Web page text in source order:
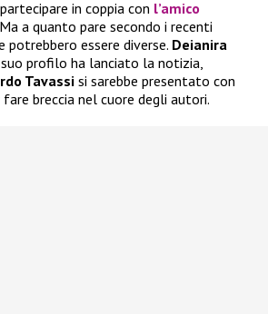
in coppia con l’amico
Ma a quanto pare secondo i recenti
essere diverse. Deianira
profilo ha lanciato la notizia,
Tavassi si sarebbe presentato con
breccia nel cuore degli autori.